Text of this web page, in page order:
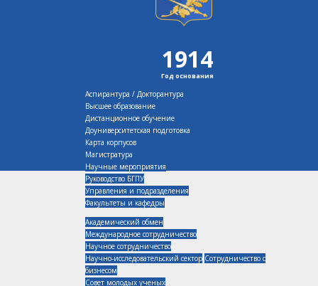
1914
Год основания
Аспирантура / Докторантура
Высшее образование
Дистанционное обучение
Доуниверситетская подготовка
Карта корпусов
Магистратура
Научные мероприятия
Руководство БГПУ
Управления и подразделения
Факультеты и кафедры
Академический обмен
Международное сотрудничество
Научное сотрудничество
Научно-исследовательский сектор Сотрудничество с
бизнесом
Совет молодых ученых